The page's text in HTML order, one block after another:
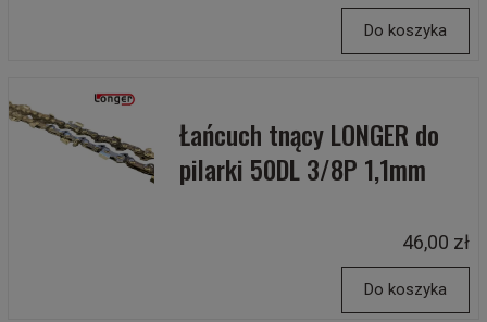
Do koszyka
Łańcuch tnący LONGER do
pilarki 50DL 3/8P 1,1mm
46,00 zł
Do koszyka